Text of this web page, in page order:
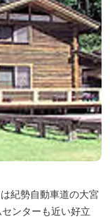
紀勢自動車道の大宮
ンターも近い好立